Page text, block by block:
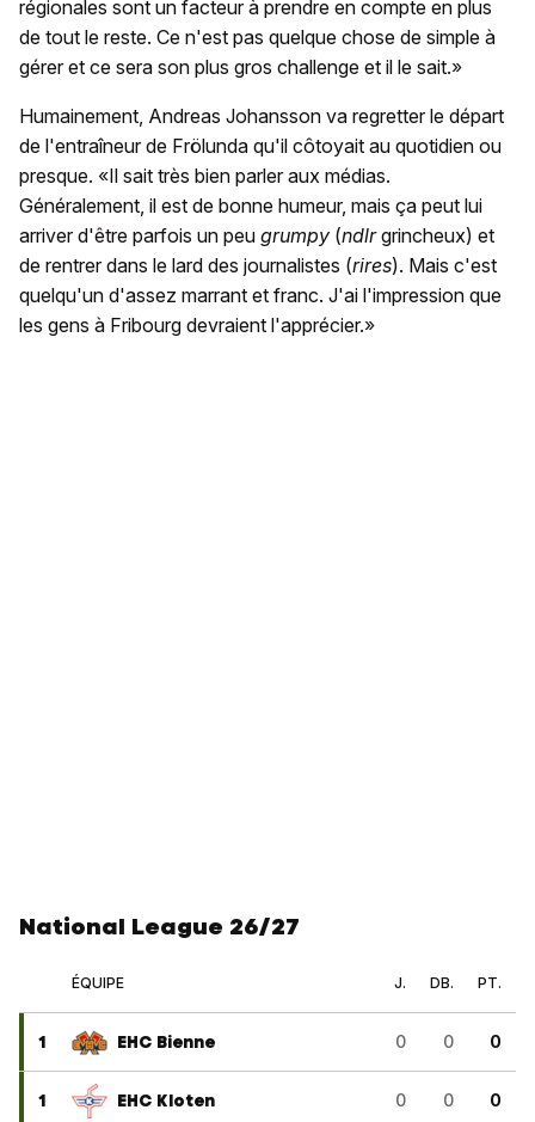
régionales sont un facteur à prendre en compte en plus
de tout le reste. Ce n'est pas quelque chose de simple à
gérer et ce sera son plus gros challenge et il le sait.»
Humainement, Andreas Johansson va regretter le départ
de l'entraîneur de Frölunda qu'il côtoyait au quotidien ou
presque. «Il sait très bien parler aux médias.
Généralement, il est de bonne humeur, mais ça peut lui
arriver d'être parfois un peu grumpy (ndlrgrincheux) et
de rentrer dans le lard des journalistes (rires). Mais c'est
quelqu'un d'assez marrant et franc. J'ai l'impression que
les gens à Fribourg devraient l'apprécier.»
National League 26/27
ÉQUIPE J. DB. PT.
1 EHC Bienne 0 0 0
1 EHC Kloten 0 0 0